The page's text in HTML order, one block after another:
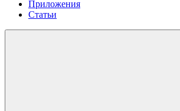
Приложения
Статьи